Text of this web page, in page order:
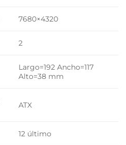
7680×4320
2
Largo=192 Ancho=117
Alto=38 mm
ATX
12 último